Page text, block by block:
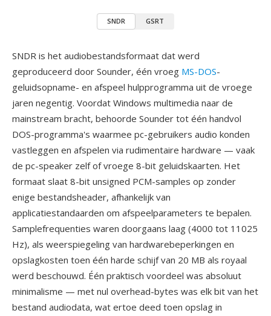
SNDR GSRT
SNDR is het audiobestandsformaat dat werd
geproduceerd door Sounder, één vroeg MS-DOS-
geluidsopname- en afspeel hulpprogramma uit de vroege
jaren negentig. Voordat Windows multimedia naar de
mainstream bracht, behoorde Sounder tot één handvol
DOS-programma's waarmee pc-gebruikers audio konden
vastleggen en afspelen via rudimentaire hardware — vaak
de pc-speaker zelf of vroege 8-bit geluidskaarten. Het
formaat slaat 8-bit unsigned PCM-samples op zonder
enige bestandsheader, afhankelijk van
applicatiestandaarden om afspeelparameters te bepalen.
Samplefrequenties waren doorgaans laag (4000 tot 11025
Hz), als weerspiegeling van hardwarebeperkingen en
opslagkosten toen één harde schijf van 20 MB als royaal
werd beschouwd. Één praktisch voordeel was absoluut
minimalisme — met nul overhead-bytes was elk bit van het
bestand audiodata, wat ertoe deed toen opslag in